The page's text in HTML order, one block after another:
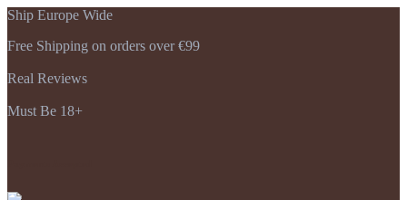
Ship Europe Wide
Free Shipping on orders over €99
Real Reviews
Must Be 18+